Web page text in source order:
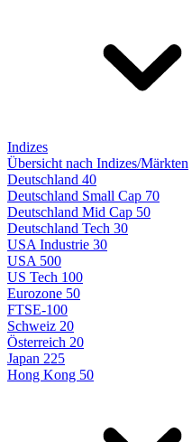
Indizes
Übersicht nach Indizes/Märkten
Deutschland 40
Deutschland Small Cap 70
Deutschland Mid Cap 50
Deutschland Tech 30
USA Industrie 30
USA 500
US Tech 100
Eurozone 50
FTSE-100
Schweiz 20
Österreich 20
Japan 225
Hong Kong 50